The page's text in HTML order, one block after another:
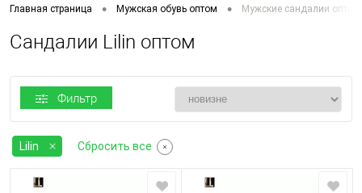
Главная страница • Мужская обувь оптом • Мужские сандалии оптом
Сандалии Lilin оптом
Фильтр
Lilin Сбросить все